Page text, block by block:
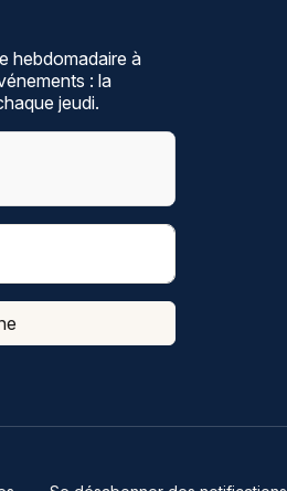
hebdomadaire à
: la
jeudi.